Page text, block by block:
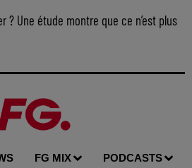
? Une étude montre que ce n’est plus
FG MIX PODCASTS